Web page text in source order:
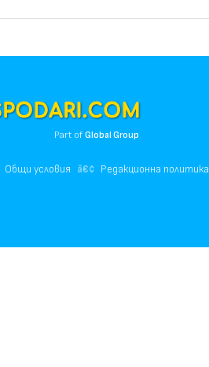
Part ofGlobal Group
Общи условия Редакционна политика